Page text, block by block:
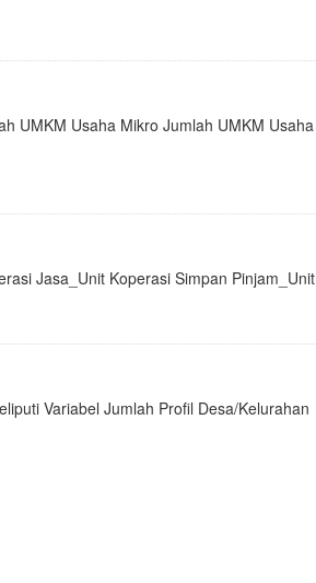
UMKM Usaha Mikro Jumlah UMKM Usaha
Jasa_Unit Koperasi Simpan Pinjam_Unit
Variabel Jumlah Profil Desa/Kelurahan